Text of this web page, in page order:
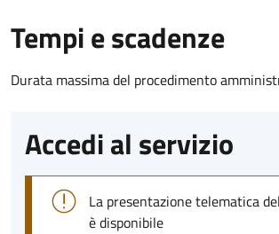
Tempi e scadenze
Durata massima del procedimento
Accedi al servizio
La presentazione telematica
è disponibile